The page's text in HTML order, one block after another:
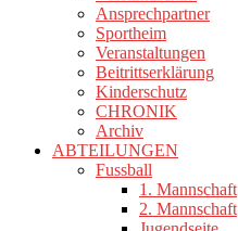
Ansprechpartner
Sportheim
Veranstaltungen
Beitrittserklärung
Kinderschutz
CHRONIK
Archiv
ABTEILUNGEN
Fussball
1. Mannschaft
2. Mannschaft